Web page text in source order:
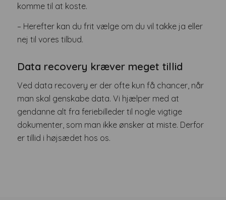
komme til at koste.
– Herefter kan du frit vælge om du vil takke ja eller
nej til vores tilbud.
Data recovery kræver meget tillid
Ved data recovery er der ofte kun få chancer, når
man skal genskabe data. Vi hjælper med at
gendanne alt fra feriebilleder til nogle vigtige
dokumenter, som man ikke ønsker at miste. Derfor
er tillid i højsædet hos os.